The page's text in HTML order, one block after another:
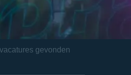
gevonden